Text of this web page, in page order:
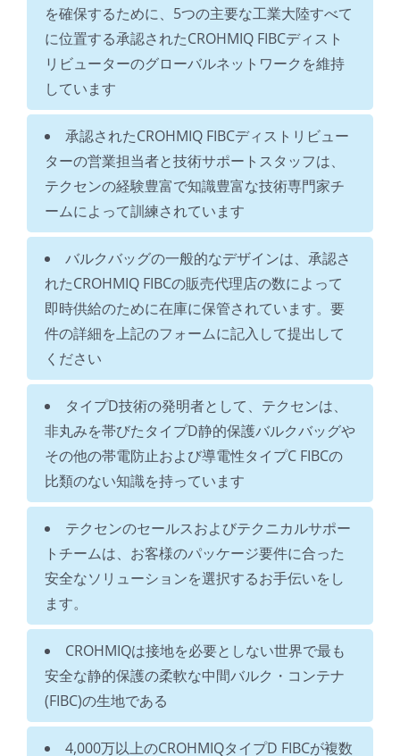
を確保するために、5つの主要な工業大陸すべて
に位置する承認されたCROHMIQ FIBCディスト
リビューターのグローバルネットワークを維持
しています
承認されたCROHMIQ FIBCディストリビュー
ターの営業担当者と技術サポートスタッフは、
テクセンの経験豊富で知識豊富な技術専門家チ
ームによって訓練されています
バルクバッグの一般的なデザインは、承認さ
れたCROHMIQ FIBCの販売代理店の数によって
即時供給のために在庫に保管されています。要
件の詳細を上記のフォームに記入して提出して
ください
タイプD技術の発明者として、テクセンは、
非丸みを帯びたタイプD静的保護バルクバッグや
その他の帯電防止および導電性タイプC FIBCの
比類のない知識を持っています
テクセンのセールスおよびテクニカルサポー
トチームは、お客様のパッケージ要件に合った
安全なソリューションを選択するお手伝いをし
ます。
CROHMIQは接地を必要としない世界で最も
安全な静的保護の柔軟な中間バルク・コンテナ
(FIBC)の生地である
4,000万以上のCROHMIQタイプD FIBCが複数